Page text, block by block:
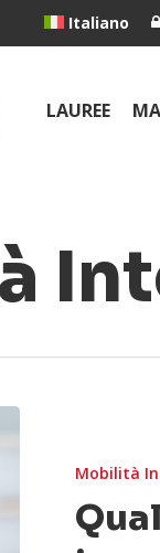
Italiano
LAUREE
Mobilità